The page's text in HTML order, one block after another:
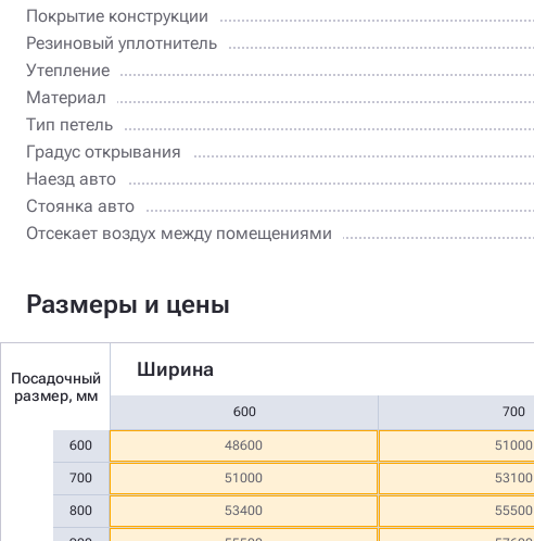
Покрытие конструкции
Резиновый уплотнитель
Утепление
Материал
Тип петель
Градус открывания
Наезд авто
Стоянка авто
Отсекает воздух между помещениями
Размеры и цены
Посадочный
размер, мм
Ширина
600 700
600
700
800
48600 51000
51000 53100
53400 55500